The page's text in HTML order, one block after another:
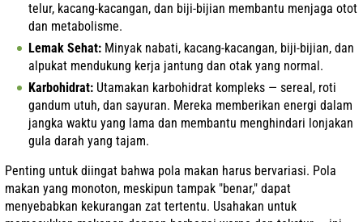
telur, kacang-kacangan, dan biji-bijian membantu menjaga otot
dan metabolisme.
Lemak Sehat: Minyak nabati, kacang-kacangan, biji-bijian, dan
alpukat mendukung kerja jantung dan otak yang normal.
Karbohidrat: Utamakan karbohidrat kompleks — sereal, roti
gandum utuh, dan sayuran. Mereka memberikan energi dalam
jangka waktu yang lama dan membantu menghindari lonjakan
gula darah yang tajam.
Penting untuk diingat bahwa pola makan harus bervariasi. Pola
makan yang monoton, meskipun tampak "benar," dapat
menyebabkan kekurangan zat tertentu. Usahakan untuk